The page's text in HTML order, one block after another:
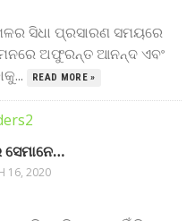
ସିଧା ପ୍ରସାରଣ ସମୟରେ
ଅଫୁରନ୍ତ ଆନନ୍ଦ ଏବଂ
READ MORE »
16, 2020